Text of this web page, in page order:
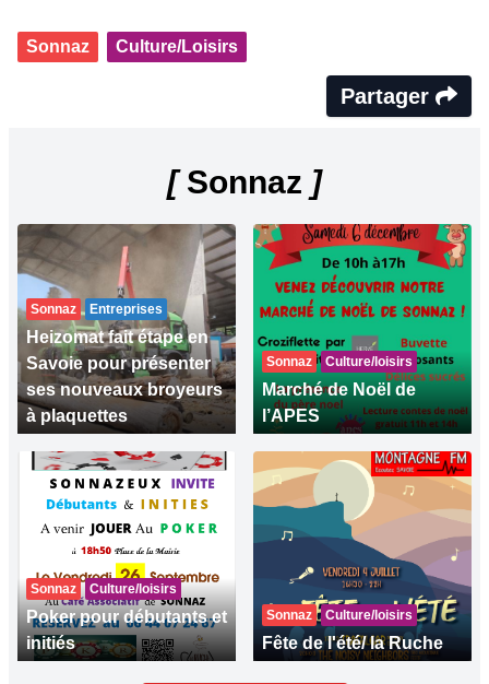
Sonnaz Culture/Loisirs
Partager
[Sonnaz ]
Sonnaz Entreprises
Heizomat fait étape en
Savoie pour présenter
ses nouveaux broyeurs
à plaquettes
Sonnaz Culture/loisirs
Marché de Noël de
l’APES
Sonnaz Culture/loisirs
Poker pour débutants et
initiés
Sonnaz Culture/loisirs
Fête de l'été/ la Ruche